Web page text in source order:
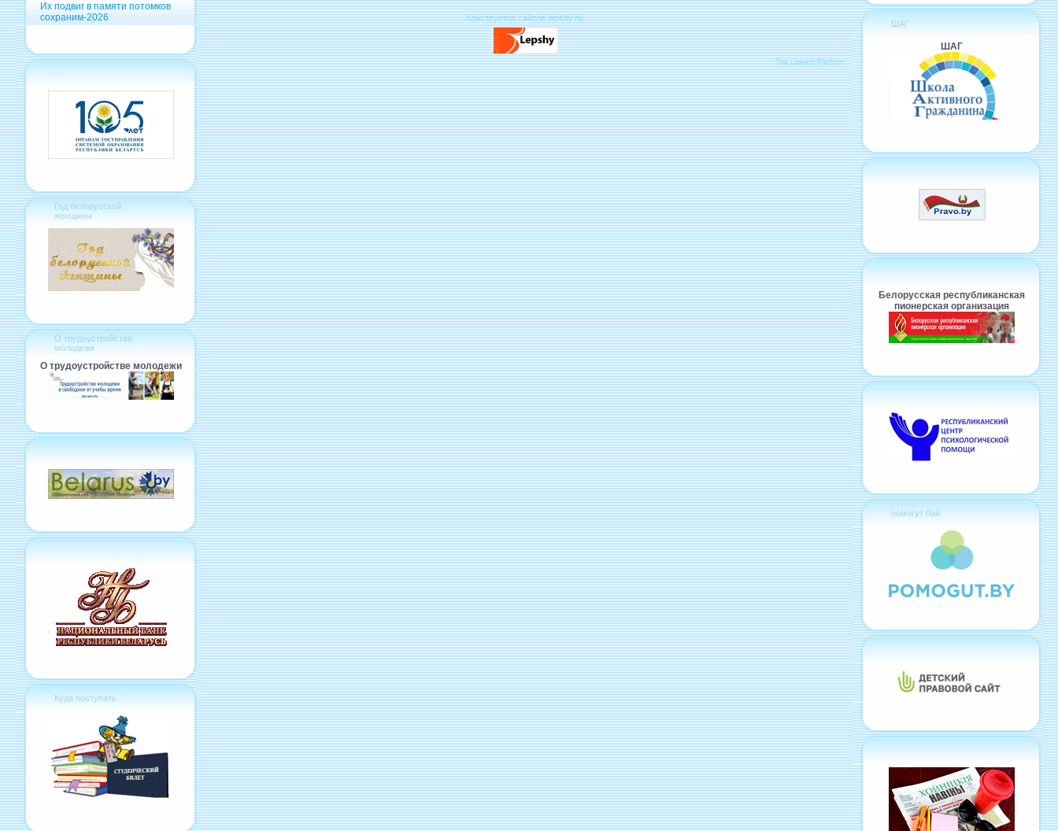
Их подвиг в памяти потомков
сохраним-2026
-
Год белорусской
женщины
О трудоустройстве
молодежи
О трудоустройстве молодежи
Куда поступать
Конструктор сайтов lepshy.by
The LineAct Platform
ШАГ
ШАГ
Белорусская республиканская
пионерская организация
помогут бай